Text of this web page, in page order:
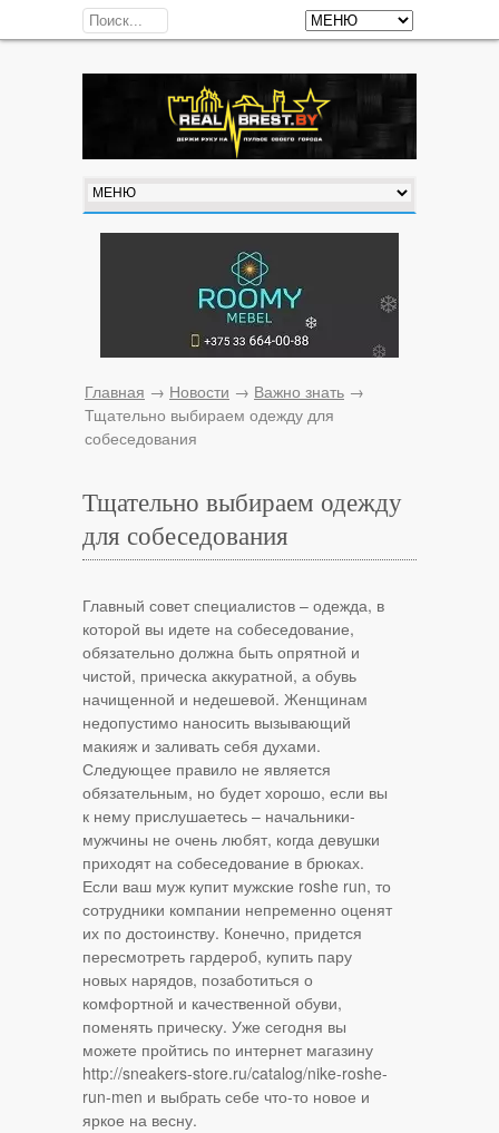
Главная → Новости → Важно знать →
Тщательно выбираем одежду для
собеседования
Тщательно выбираем одежду
для собеседования
Главный совет специалистов – одежда, в
которой вы идете на собеседование,
обязательно должна быть опрятной и
чистой, прическа аккуратной, а обувь
начищенной и недешевой. Женщинам
недопустимо наносить вызывающий
макияж и заливать себя духами.
Следующее правило не является
обязательным, но будет хорошо, если вы
к нему прислушаетесь – начальники-
мужчины не очень любят, когда девушки
приходят на собеседование в брюках.
Если ваш муж купит мужские roshe run, то
сотрудники компании непременно оценят
их по достоинству. Конечно, придется
пересмотреть гардероб, купить пару
новых нарядов, позаботиться о
комфортной и качественной обуви,
поменять прическу. Уже сегодня вы
можете пройтись по интернет магазину
http://sneakers-store.ru/catalog/nike-roshe-
run-men и выбрать себе что-то новое и
яркое на весну.